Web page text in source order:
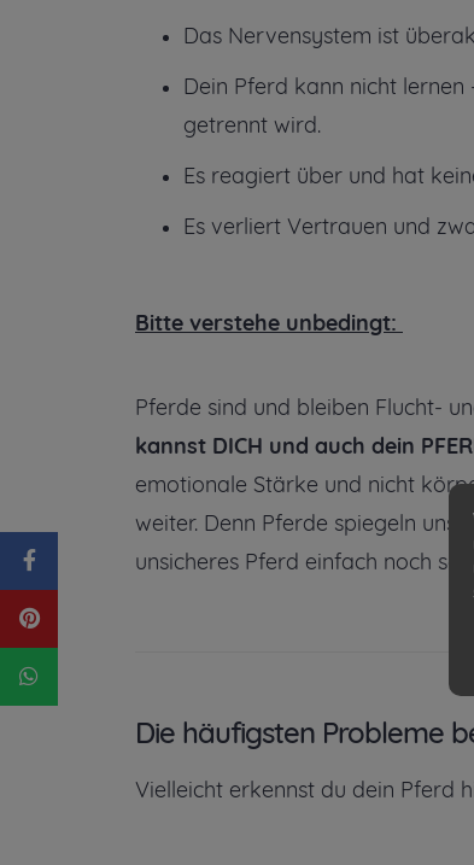
Das Nervensystem ist
Dein Pferd kann nicht
getrennt wird.
Es reagiert über und hat
Es verliert Vertrauen und
Bitte verstehe unbedingt:
Pferde sind und bleiben Flucht-
kannst DICH und auch dein
emotionale Stärke und nicht
weiter. Denn Pferde spiegeln
unsicheres Pferd einfach noch
Die häufigsten Probleme
Vielleicht erkennst du dein Pferd